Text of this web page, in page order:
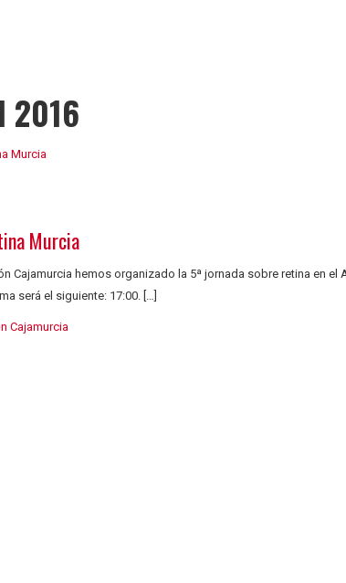
2016
Murcia
Cajamurcia hemos organizado la 5ª jornada sobre retina en el
será el siguiente: 17:00. […]
Cajamurcia